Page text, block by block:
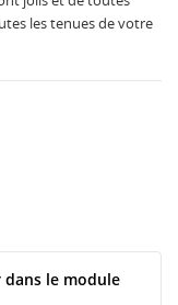
les tenues de votre
le module